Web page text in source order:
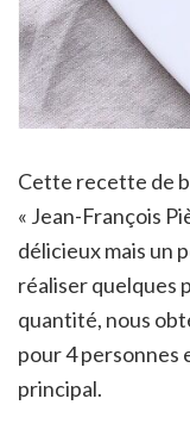
Cette recette de
« Jean-François
délicieux mais un
réaliser quelques
quantité, nous
pour 4 personnes
principal.